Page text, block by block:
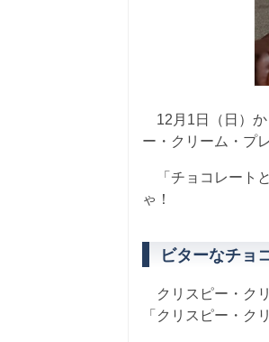
12月1日（日）か
ー・クリーム・プ
「チョコレート
ゃ！
ビターなチョ
クリスピー・ク
「クリスピー・ク